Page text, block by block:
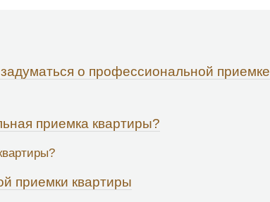
о профессиональной приемке
приемка квартиры?
приемки квартиры